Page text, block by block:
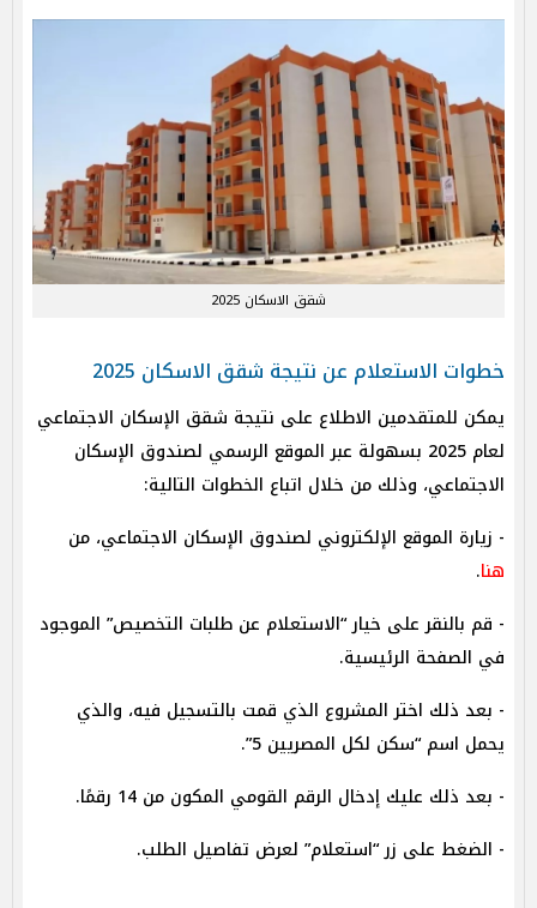
شقق الاسكان 2025
خطوات الاستعلام عن نتيجة شقق الاسكان 2025
يمكن للمتقدمين الاطلاع على نتيجة شقق الإسكان الاجتماعي
لعام 2025 بسهولة عبر الموقع الرسمي لصندوق الإسكان
الاجتماعي، وذلك من خلال اتباع الخطوات التالية:
- زيارة الموقع الإلكتروني لصندوق الإسكان الاجتماعي، من
هنا.
- قم بالنقر على خيار “الاستعلام عن طلبات التخصيص” الموجود
في الصفحة الرئيسية.
- بعد ذلك اختر المشروع الذي قمت بالتسجيل فيه، والذي
يحمل اسم “سكن لكل المصريين 5”.
- بعد ذلك عليك إدخال الرقم القومي المكون من 14 رقمًا.
- الضغط على زر “استعلام” لعرض تفاصيل الطلب.